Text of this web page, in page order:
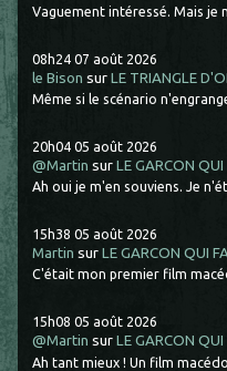
Vaguement intéressé. Mais je
08h24 07 août 2026
le Bison surLE TRIANGLE
Même si le scénario
20h04 05 août 2026
@Martin surLE GARCON
Ah oui je m'en souviens. Je
15h38 05 août 2026
Martin surLE GARCON QUI
C'était mon premier film
15h08 05 août 2026
@Martin surLE GARCON
Ah tant mieux ! Un film